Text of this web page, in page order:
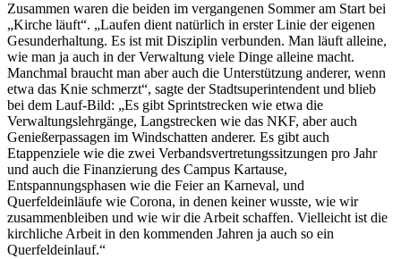
Zusammen waren die beiden im vergangenen Sommer am Start bei
„Kirche läuft“. „Laufen dient natürlich in erster Linie der eigenen
Gesunderhaltung. Es ist mit Disziplin verbunden. Man läuft alleine,
wie man ja auch in der Verwaltung viele Dinge alleine macht.
Manchmal braucht man aber auch die Unterstützung anderer, wenn
etwa das Knie schmerzt“, sagte der Stadtsuperintendent und blieb
bei dem Lauf-Bild: „Es gibt Sprintstrecken wie etwa die
Verwaltungslehrgänge, Langstrecken wie das NKF, aber auch
Genießerpassagen im Windschatten anderer. Es gibt auch
Etappenziele wie die zwei Verbandsvertretungssitzungen pro Jahr
und auch die Finanzierung des Campus Kartause,
Entspannungsphasen wie die Feier an Karneval, und
Querfeldeinläufe wie Corona, in denen keiner wusste, wie wir
zusammenbleiben und wie wir die Arbeit schaffen. Vielleicht ist die
kirchliche Arbeit in den kommenden Jahren ja auch so ein
Querfeldeinlauf.“